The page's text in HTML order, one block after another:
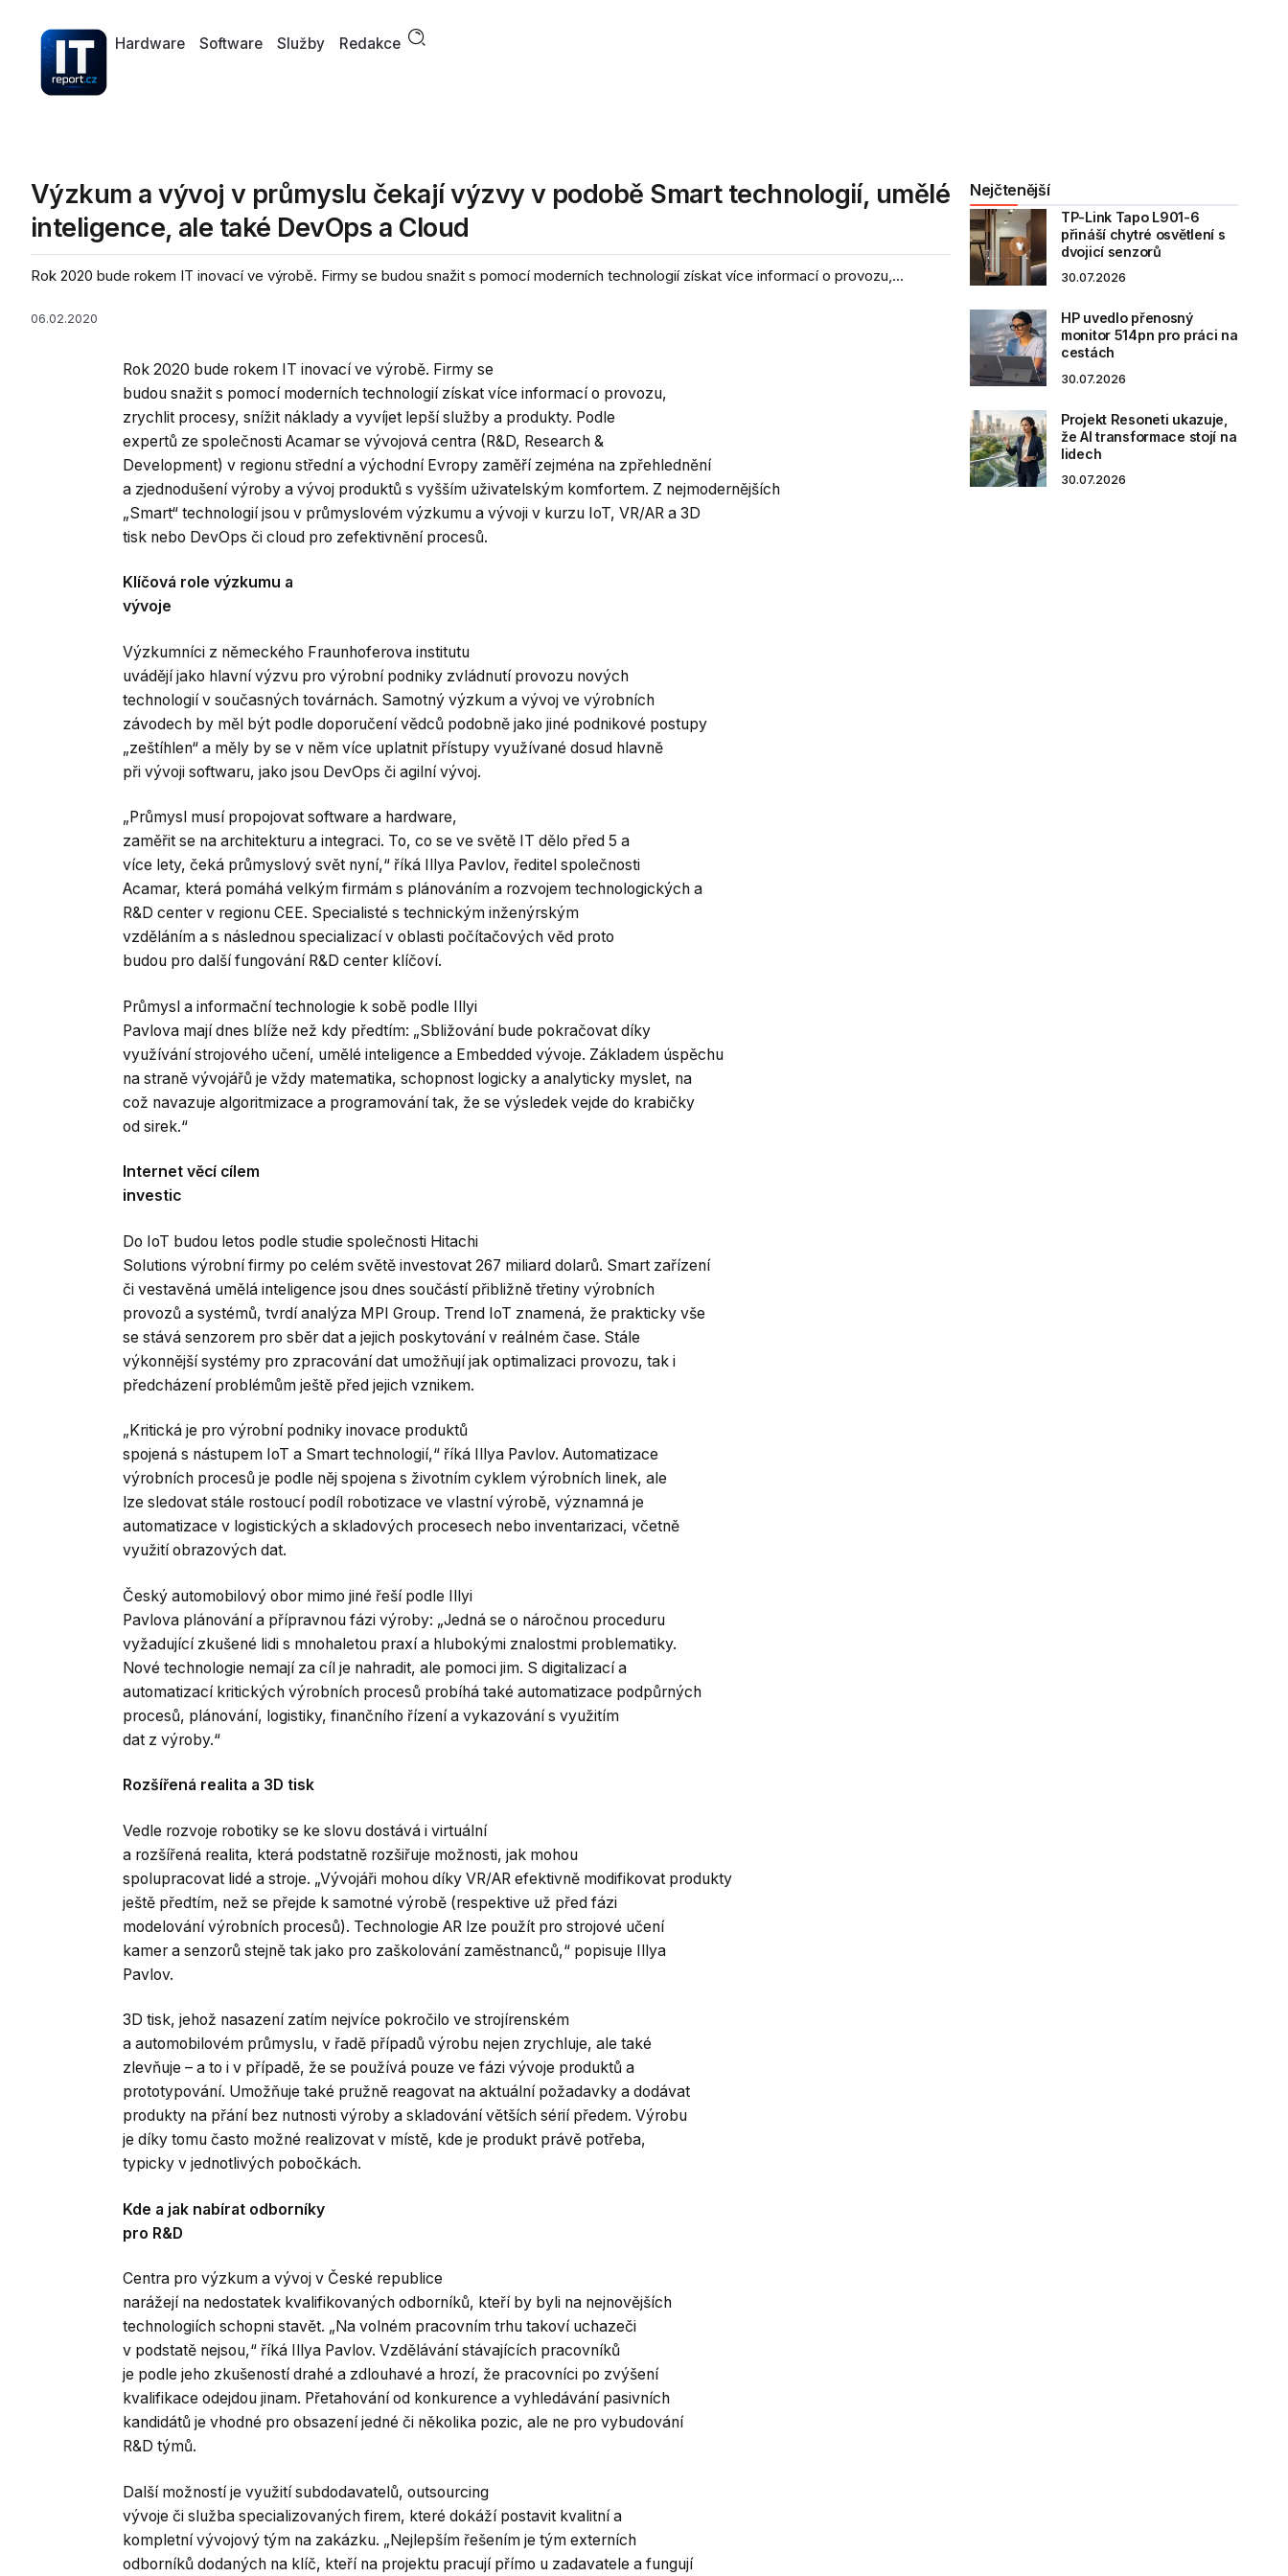
Hardware Software Služby Redakce
Výzkum a vývoj v průmyslu čekají výzvy v podobě Smart technologií, umělé
inteligence, ale také DevOps a Cloud
Rok 2020 bude rokem IT inovací ve výrobě. Firmy se budou snažit s pomocí moderních technologií získat více informací o provozu,...
06.02.2020
Rok 2020 bude rokem IT inovací ve výrobě. Firmy se
budou snažit s pomocí moderních technologií získat více informací o provozu,
zrychlit procesy, snížit náklady a vyvíjet lepší služby a produkty. Podle
expertů ze společnosti Acamar se vývojová centra (R&D, Research &
Development) v regionu střední a východní Evropy zaměří zejména na zpřehlednění
a zjednodušení výroby a vývoj produktů s vyšším uživatelským komfortem. Z nejmodernějších
„Smart“ technologií jsou v průmyslovém výzkumu a vývoji v kurzu IoT, VR/AR a 3D
tisk nebo DevOps či cloud pro zefektivnění procesů.
Klíčová role výzkumu a
vývoje
Výzkumníci z německého Fraunhoferova institutu
uvádějí jako hlavní výzvu pro výrobní podniky zvládnutí provozu nových
technologií v současných továrnách. Samotný výzkum a vývoj ve výrobních
závodech by měl být podle doporučení vědců podobně jako jiné podnikové postupy
„zeštíhlen“ a měly by se v něm více uplatnit přístupy využívané dosud hlavně
při vývoji softwaru, jako jsou DevOps či agilní vývoj.
„Průmysl musí propojovat software a hardware,
zaměřit se na architekturu a integraci. To, co se ve světě IT dělo před 5 a
více lety, čeká průmyslový svět nyní,“ říká Illya Pavlov, ředitel společnosti
Acamar, která pomáhá velkým firmám s plánováním a rozvojem technologických a
R&D center v regionu CEE. Specialisté s technickým inženýrským
vzděláním a s následnou specializací v oblasti počítačových věd proto
budou pro další fungování R&D center klíčoví.
Průmysl a informační technologie k sobě podle Illyi
Pavlova mají dnes blíže než kdy předtím: „Sbližování bude pokračovat díky
využívání strojového učení, umělé inteligence a Embedded vývoje. Základem úspěchu
na straně vývojářů je vždy matematika, schopnost logicky a analyticky myslet, na
což navazuje algoritmizace a programování tak, že se výsledek vejde do krabičky
od sirek.“
Internet věcí cílem
investic
Do IoT budou letos podle studie společnosti Hitachi
Solutions výrobní firmy po celém světě investovat 267 miliard dolarů. Smart zařízení
či vestavěná umělá inteligence jsou dnes součástí přibližně třetiny výrobních
provozů a systémů, tvrdí analýza MPI Group. Trend IoT znamená, že prakticky vše
se stává senzorem pro sběr dat a jejich poskytování v reálném čase. Stále
výkonnější systémy pro zpracování dat umožňují jak optimalizaci provozu, tak i
předcházení problémům ještě před jejich vznikem.
„Kritická je pro výrobní podniky inovace produktů
spojená s nástupem IoT a Smart technologií,“ říká Illya Pavlov. Automatizace
výrobních procesů je podle něj spojena s životním cyklem výrobních linek, ale
lze sledovat stále rostoucí podíl robotizace ve vlastní výrobě, významná je
automatizace v logistických a skladových procesech nebo inventarizaci, včetně
využití obrazových dat.
Český automobilový obor mimo jiné řeší podle Illyi
Pavlova plánování a přípravnou fázi výroby: „Jedná se o náročnou proceduru
vyžadující zkušené lidi s mnohaletou praxí a hlubokými znalostmi problematiky.
Nové technologie nemají za cíl je nahradit, ale pomoci jim. S digitalizací a
automatizací kritických výrobních procesů probíhá také automatizace podpůrných
procesů, plánování, logistiky, finančního řízení a vykazování s využitím
dat z výroby.“
Rozšířená realita a 3D tisk
Vedle rozvoje robotiky se ke slovu dostává i virtuální
a rozšířená realita, která podstatně rozšiřuje možnosti, jak mohou
spolupracovat lidé a stroje. „Vývojáři mohou díky VR/AR efektivně modifikovat produkty
ještě předtím, než se přejde k samotné výrobě (respektive už před fázi
modelování výrobních procesů). Technologie AR lze použít pro strojové učení
kamer a senzorů stejně tak jako pro zaškolování zaměstnanců,“ popisuje Illya
Pavlov.
3D tisk, jehož nasazení zatím nejvíce pokročilo ve strojírenském
a automobilovém průmyslu, v řadě případů výrobu nejen zrychluje, ale také
zlevňuje – a to i v případě, že se používá pouze ve fázi vývoje produktů a
prototypování. Umožňuje také pružně reagovat na aktuální požadavky a dodávat
produkty na přání bez nutnosti výroby a skladování větších sérií předem. Výrobu
je díky tomu často možné realizovat v místě, kde je produkt právě potřeba,
typicky v jednotlivých pobočkách.
Kde a jak nabírat odborníky
pro R&D
Centra pro výzkum a vývoj v České republice
narážejí na nedostatek kvalifikovaných odborníků, kteří by byli na nejnovějších
technologiích schopni stavět. „Na volném pracovním trhu takoví uchazeči
v podstatě nejsou,“ říká Illya Pavlov. Vzdělávání stávajících pracovníků
je podle jeho zkušeností drahé a zdlouhavé a hrozí, že pracovníci po zvýšení
kvalifikace odejdou jinam. Přetahování od konkurence a vyhledávání pasivních
kandidátů je vhodné pro obsazení jedné či několika pozic, ale ne pro vybudování
R&D týmů.
Další možností je využití subdodavatelů, outsourcing
vývoje či služba specializovaných firem, které dokáží postavit kvalitní a
kompletní vývojový tým na zakázku. „Nejlepším řešením je tým externích
odborníků dodaných na klíč, kteří na projektu pracují přímo u zadavatele a fungují
Nejčtenější
TP-Link Tapo L901-6
přináší chytré osvětlení s
dvojicí senzorů
30.07.2026
HP uvedlo přenosný
monitor 514pn pro práci na
cestách
30.07.2026
Projekt Resoneti ukazuje,
že AI transformace stojí na
lidech
30.07.2026